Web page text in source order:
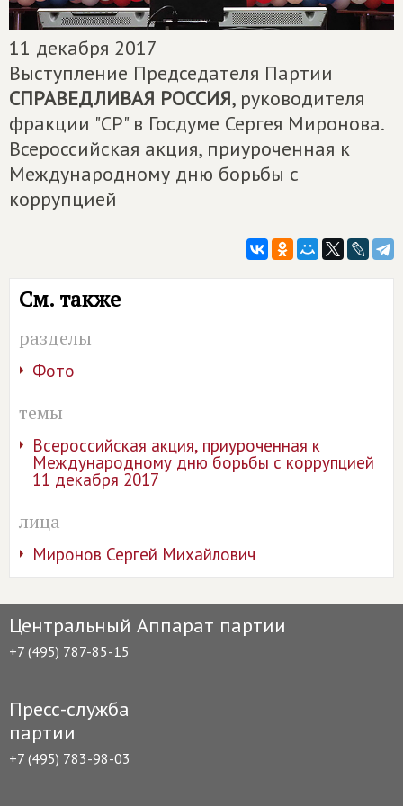
11 декабря 2017
Выступление Председателя Партии
СПРАВЕДЛИВАЯ РОССИЯ, руководителя
фракции "СР" в Госдуме Сергея Миронова.
Всероссийская акция, приуроченная к
Международному дню борьбы с
коррупцией
См. также
разделы
Фото
темы
Всероссийская акция, приуроченная к
Международному дню борьбы с коррупцией
11 декабря 2017
лица
Миронов Сергей Михайлович
Центральный Аппарат партии
+7 (495) 787-85-15
Пресс-служба
партии
+7 (495) 783-98-03